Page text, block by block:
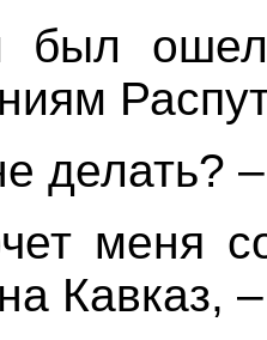
был
делать?
меня
Кавказ,